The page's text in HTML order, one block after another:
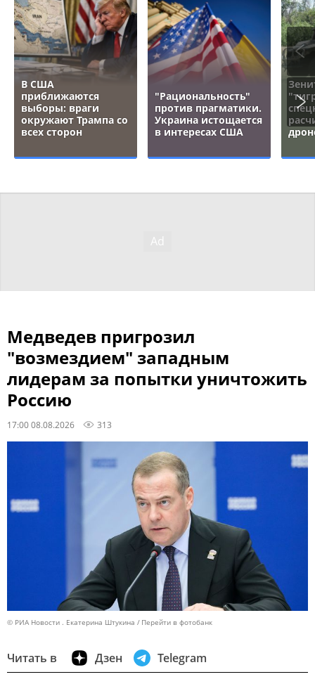
В США
приближаются
выборы: враги
окружают Трампа со
всех сторон
"Рациональность"
против прагматики.
Украина истощается
в интересах США
Медведев пригрозил
"возмездием" западным
лидерам за попытки уничтожить
Россию
17:00 08.08.2026 313
© РИА Новости . Екатерина Штукина Перейти в фотобанк
Читать в Дзен Telegram